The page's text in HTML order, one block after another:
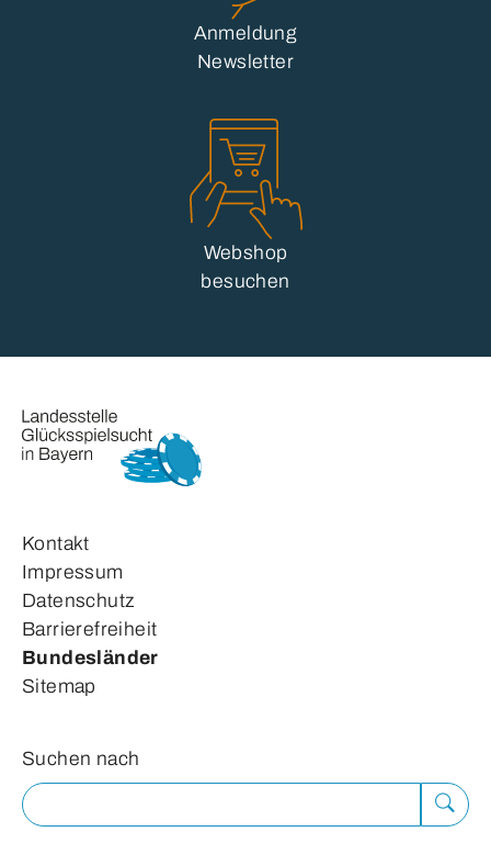
Anmeldung
Newsletter
Webshop
besuchen
Kontakt
Impressum
Datenschutz
Barrierefreiheit
Bundesländer
Sitemap
Suchformular
Suchen nach
Suche